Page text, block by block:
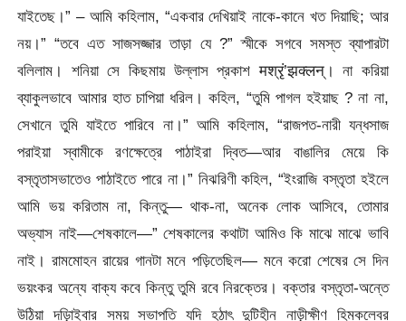
যাইতেছ।” – আমি কহিলাম, “একবার দেখিয়াই নাকে-কানে খত দিয়াছি; আর
নয়।” “তবে এত সাজসজ্জার তাড়া যে ?” স্মীকে সগবে সমস্ত ব্যাপারটা
বলিলাম। শনিয়া সে কিছমায় উল্লাস প্রকাশमश्रृं’झक्लन्। না করিয়া
ব্যাকুলভাবে আমার হাত চাপিয়া ধরিল। কহিল, “তুমি পাগল হইয়াছ ? না না,
সেখানে তুমি যাইতে পারিবে না।” আমি কহিলাম, “রাজপত-নারী যন্ধসাজ
পরাইয়া স্বামীকে রণক্ষেত্রে পাঠাইরা দ্বিত—আর বাঙালির মেয়ে কি
বস্তৃতাসভাতেও পাঠাইতে পারে না।” নিঝরিণী কহিল, “ইংরাজি বস্তৃতা হইলে
আমি ভয় করিতাম না, কিন্তু— থাক-না, অনেক লোক আসিবে, তোমার
অভ্যাস নাই—শেষকালে—” শেষকালের কথাটা আমিও কি মাঝে মাঝে ভাবি
নাই। রামমোহন রায়ের গানটা মনে পড়িতেছিল— মনে করো শেষের সে দিন
ভয়ংকর অন্যে বাক্য কবে কিন্তু তুমি রবে নিরক্তের। বক্তার বস্তৃতা-অন্তে
উঠিয়া দড়িাইবার সময় সভাপতি যদি হঠাৎ দুটিহীন নাড়ীক্ষীণ হিমকলেবর